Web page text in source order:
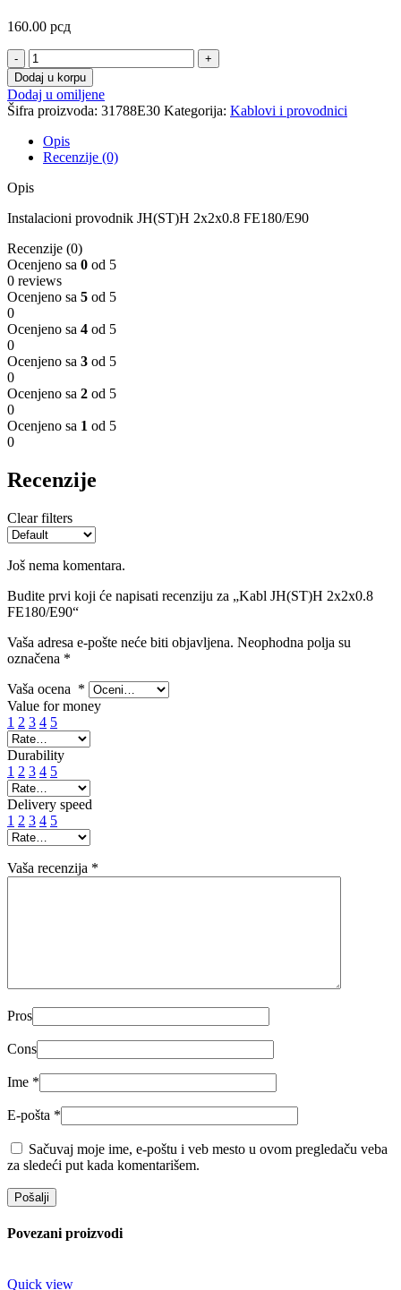
160.00 рсд
Kabl
JH(ST)H
2x2x0.8
FE180/E90
količina
Dodaj u korpu
Dodaj u omiljene
Šifra proizvoda: 31788E30 Kategorija: Kablovi i provodnici
Opis
Recenzije (0)
Opis
Instalacioni provodnik JH(ST)H 2x2x0.8 FE180/E90
Recenzije (0)
Ocenjeno sa 0 od 5
0 reviews
Ocenjeno sa 5 od 5
0
Ocenjeno sa 4 od 5
0
Ocenjeno sa 3 od 5
0
Ocenjeno sa 2 od 5
0
Ocenjeno sa 1 od 5
0
Recenzije
Clear filters
Još nema komentara.
Budite prvi koji će napisati recenziju za „Kabl JH(ST)H 2x2x0.8
FE180/E90“
Vaša adresa e-pošte neće biti objavljena. Neophodna polja su
označena *
Vaša ocena *
Value for money
1 2 3 4 5
Durability
1 2 3 4 5
Delivery speed
1 2 3 4 5
Vaša recenzija *
Pros
Cons
Ime *
E-pošta *
Sačuvaj moje ime, e-poštu i veb mesto u ovom pregledaču veba
za sledeći put kada komentarišem.
Povezani proizvodi
Quick view